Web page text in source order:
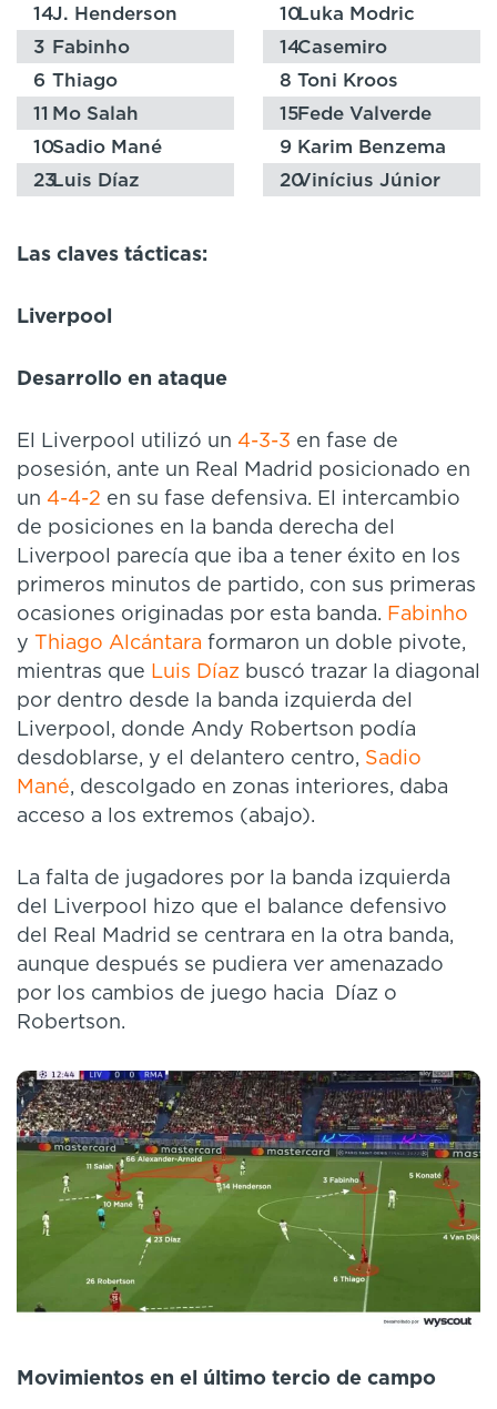
14J. Henderson 10Luka Modric
3 Fabinho 14Casemiro
6 Thiago 8 Toni Kroos
11 Mo Salah 15Fede Valverde
10Sadio Mané 9 Karim Benzema
23Luis Díaz 20Vinícius Júnior
Las claves tácticas:
Liverpool
Desarrollo en ataque
El Liverpool utilizó un 4-3-3 en fase de
posesión, ante un Real Madrid posicionado en
un 4-4-2 en su fase defensiva. El intercambio
de posiciones en la banda derecha del
Liverpool parecía que iba a tener éxito en los
primeros minutos de partido, con sus primeras
ocasiones originadas por esta banda. Fabinho
y Thiago Alcántara formaron un doble pivote,
mientras que Luis Díaz buscó trazar la diagonal
por dentro desde la banda izquierda del
Liverpool, donde Andy Robertson podía
desdoblarse, y el delantero centro, Sadio
Mané, descolgado en zonas interiores, daba
acceso a los extremos (abajo).
La falta de jugadores por la banda izquierda
del Liverpool hizo que el balance defensivo
del Real Madrid se centrara en la otra banda,
aunque después se pudiera ver amenazado
por los cambios de juego hacia Díaz o
Robertson.
Movimientos en el último tercio de campo